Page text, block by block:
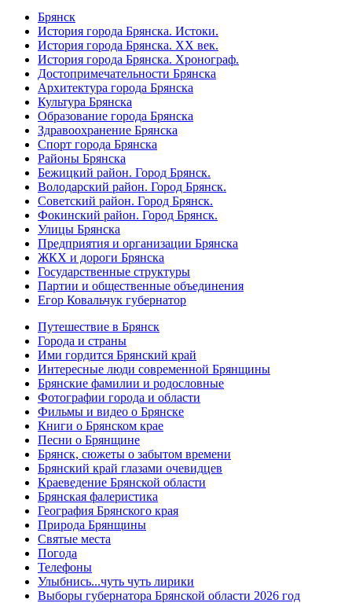
Брянск
История города Брянска. Истоки.
История города Брянска. XX век.
История города Брянска. Хронограф.
Достопримечательности Брянска
Архитектура города Брянска
Культура Брянска
Образование города Брянска
Здравоохранение Брянска
Спорт города Брянска
Районы Брянска
Бежицкий район. Город Брянск.
Володарский район. Город Брянск.
Советский район. Город Брянск.
Фокинский район. Город Брянск.
Улицы Брянска
Предприятия и организации Брянска
ЖКХ и дороги Брянска
Государственные структуры
Партии и общественные объединения
Егор Ковальчук губернатор
Путешествие в Брянск
Города и страны
Ими гордится Брянский край
Интересные люди современной Брянщины
Брянские фамилии и родословные
Фотографии города и области
Фильмы и видео о Брянске
Книги о Брянском крае
Песни о Брянщине
Брянск, сюжеты о забытом времени
Брянский край глазами очевидцев
Краеведение Брянской области
Брянская фалеристика
География Брянского края
Природа Брянщины
Святые места
Погода
Телефоны
Улыбнись...чуть чуть лирики
Выборы губернатора Брянской области 2026 год